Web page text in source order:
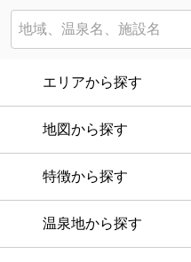
エリアから探す
地図から探す
特徴から探す
温泉地から探す